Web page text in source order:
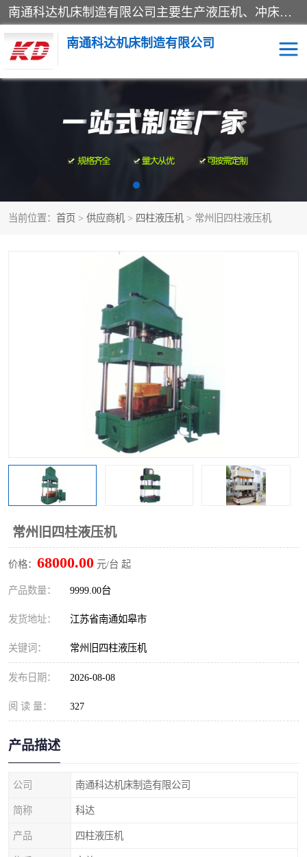
南通科达机床制造有限公司主要生产液压机、冲床、压力机等产品；本公司采用现代化企业的管理方法进行管理，立足于产品的质量管理，以优秀的品质、新颖的设计、合理的价格、完善的服务赢得广大客户的充分信赖和良好的口碑。领导层将运用科学管理方法及长期积累下来的经验和广泛领域吸取来新的技术不断调整产品结构，为市场提供精良的各类机械设备。企业将坚持与国内外各界朋友，真诚合作，共创辉煌。
南通科达机床制造有限公司
当前位置： 首页 > 供应商机 > 四柱液压机 > 常州旧四柱液压机
常州旧四柱液压机
价格： 68000.00 元/台 起
产品数量： 9999.00台
发货地址： 江苏省南通如皋市
关键词： 常州旧四柱液压机
发布日期： 2026-08-08
阅 读 量： 327
产品描述
公司 南通科达机床制造有限公司
简称 科达
产品 四柱液压机
四柱液压机 液压机
卷板机